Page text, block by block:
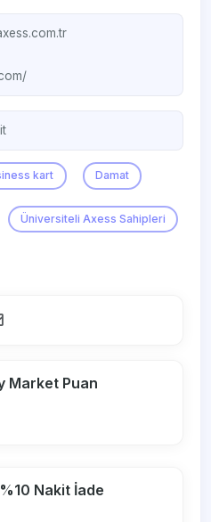
kart Damat
Üniversiteli Axess Sahipleri
Market Puan
Nakit İade